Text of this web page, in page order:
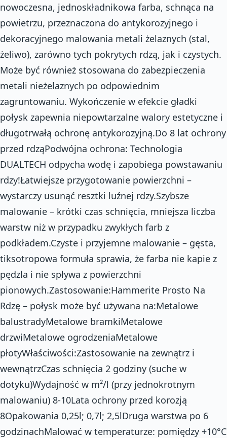
nowoczesna, jednoskładnikowa farba, schnąca na
powietrzu, przeznaczona do antykorozyjnego i
dekoracyjnego malowania metali żelaznych (stal,
żeliwo), zarówno tych pokrytych rdzą, jak i czystych.
Może być również stosowana do zabezpieczenia
metali nieżelaznych po odpowiednim
zagruntowaniu. Wykończenie w efekcie gładki
połysk zapewnia niepowtarzalne walory estetyczne i
długotrwałą ochronę antykorozyjną.Do 8 lat ochrony
przed rdząPodwójna ochrona: Technologia
DUALTECH odpycha wodę i zapobiega powstawaniu
rdzy!Łatwiejsze przygotowanie powierzchni –
wystarczy usunąć resztki luźnej rdzy.Szybsze
malowanie – krótki czas schnięcia, mniejsza liczba
warstw niż w przypadku zwykłych farb z
podkładem.Czyste i przyjemne malowanie – gęsta,
tiksotropowa formuła sprawia, że farba nie kapie z
pędzla i nie spływa z powierzchni
pionowych.Zastosowanie:Hammerite Prosto Na
Rdzę – połysk może być używana na:Metalowe
balustradyMetalowe bramkiMetalowe
drzwiMetalowe ogrodzeniaMetalowe
płotyWłaściwości:Zastosowanie na zewnątrz i
wewnątrzCzas schnięcia 2 godziny (suche w
dotyku)Wydajność w m²/l (przy jednokrotnym
malowaniu) 8-10Lata ochrony przed korozją
8Opakowania 0,25l; 0,7l; 2,5lDruga warstwa po 6
godzinachMalować w temperaturze: pomiędzy +10°C